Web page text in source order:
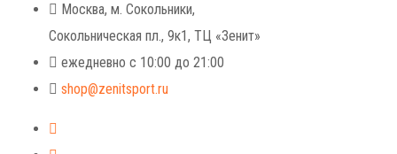
Москва, м. Сокольники,
Сокольническая пл., 9к1, ТЦ «Зенит»
ежедневно с 10:00 до 21:00
shop@zenitsport.ru